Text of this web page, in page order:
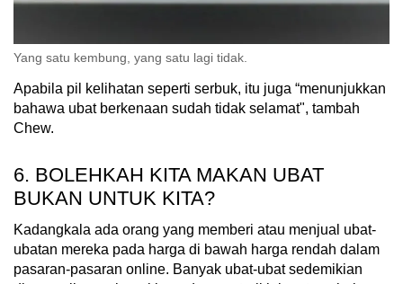
Yang satu kembung, yang satu lagi tidak.
Apabila pil kelihatan seperti serbuk, itu juga “menunjukkan
bahawa ubat berkenaan sudah tidak selamat", tambah
Chew.
6. BOLEHKAH KITA MAKAN UBAT
BUKAN UNTUK KITA?
Kadangkala ada orang yang memberi atau menjual ubat-
ubatan mereka pada harga di bawah harga rendah dalam
pasaran-pasaran online. Banyak ubat-ubat sedemikian